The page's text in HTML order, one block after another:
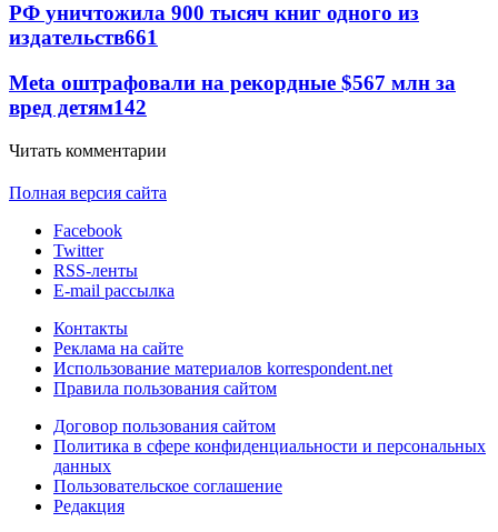
РФ уничтожила 900 тысяч книг одного из
издательств661
Meta оштрафовали на рекордные $567 млн за
вред детям142
Читать комментарии
Полная версия сайта
Facebook
Twitter
RSS-ленты
E-mail рассылка
Контакты
Реклама на сайте
Использование материалов korrespondent.net
Правила пользования сайтом
Договор пользования сайтом
Политика в сфере конфиденциальности и персональных
данных
Пользовательское соглашение
Редакция